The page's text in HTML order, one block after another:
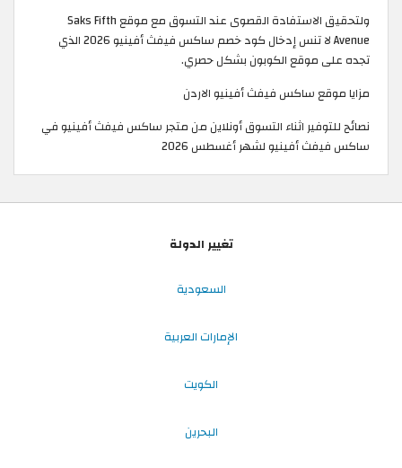
ولتحقيق الاستفادة القصوى عند التسوق مع موقع Saks Fifth
Avenue لا تنس إدخال كود خصم ساكس فيفث أفينيو 2026 الذي
تجده على موقع الكوبون بشكل حصري.
مزايا موقع ساكس فيفث أفينيو الاردن
نصائح للتوفير اثناء التسوق أونلاين من متجر ساكس فيفث أفينيو في
ساكس فيفث أفينيو لشهر أغسطس 2026
تغيير الدولة
السعودية
الإمارات العربية
الكويت
البحرين